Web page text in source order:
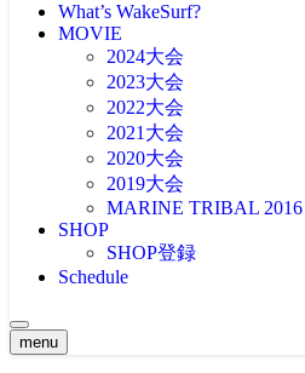
What’s WakeSurf?
MOVIE
2024大会
2023大会
2022大会
2021大会
2020大会
2019大会
MARINE TRIBAL 2016
SHOP
SHOP登録
Schedule
menu